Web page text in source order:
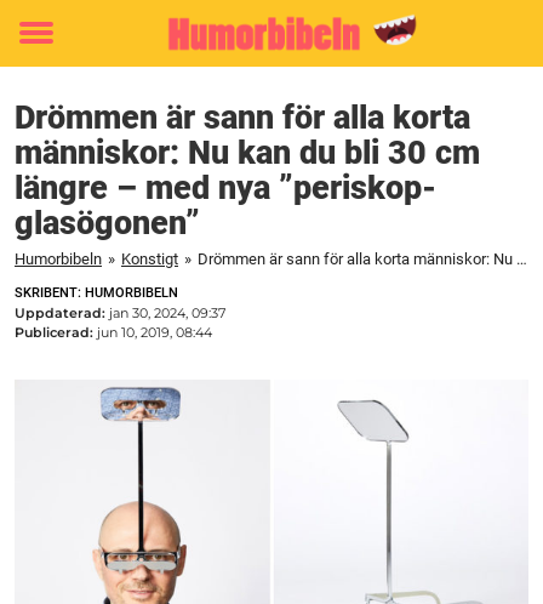
Toggle
Drömmen är sann för alla korta
människor: Nu kan du bli 30 cm
längre – med nya ”periskop-
glasögonen”
Humorbibeln » Konstigt » Drömmen är sann för alla korta människor: Nu kan du bli 30 cm längre – med nya "periskop-glasögonen"
SKRIBENT: HUMORBIBELN
Uppdaterad: jan 30, 2024, 09:37
Publicerad: jun 10, 2019, 08:44